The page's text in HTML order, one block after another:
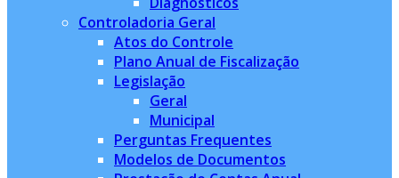
Controladoria Geral
Atos do Controle
Plano Anual de Fiscalização
Legislação
Geral
Municipal
Perguntas Frequentes
Modelos de Documentos